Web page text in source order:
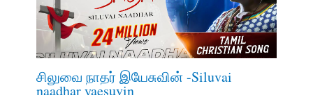
சிலுவை நாதர் இயேசுவின் -Siluvai
naadhar yaesuvin